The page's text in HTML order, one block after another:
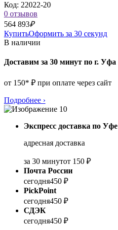
Код: 22022-20
0 отзывов
564 893₽
КупитьОформить за 30 секунд
В наличии
Доставим за 30 минут по г. Уфа
от 150* ₽ при оплате через сайт
Подробнее ›
Экспресс доставка по Уфе
адресная доставка
за 30 минутот 150 ₽
Почта России
сегодня450 ₽
PickPoint
сегодня450 ₽
СДЭК
сегодня450 ₽